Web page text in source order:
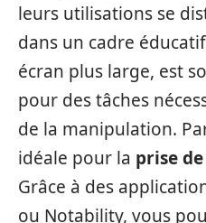
leurs utilisations se
dans un cadre
écran plus large, est
pour des tâches
de la manipulation.
idéale pour la prise
Grâce à des
ou Notability, vous